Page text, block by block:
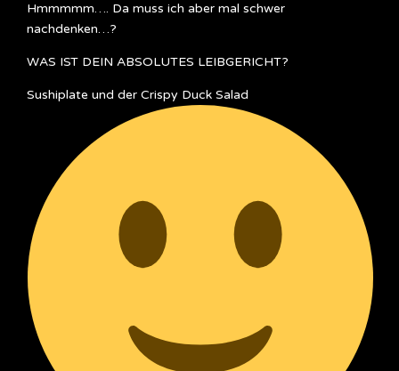
Hmmmmm…. Da muss ich aber mal schwer
nachdenken…?
WAS IST DEIN ABSOLUTES LEIBGERICHT?
Sushiplate und der Crispy Duck Salad